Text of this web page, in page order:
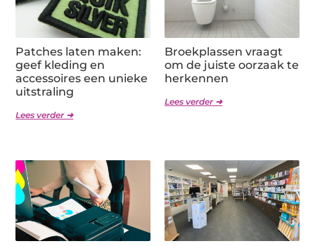
Patches laten maken:
geef kleding en
accessoires een unieke
uitstraling
Lees verder ➜
Broekplassen vraagt
om de juiste oorzaak te
herkennen
Lees verder ➜